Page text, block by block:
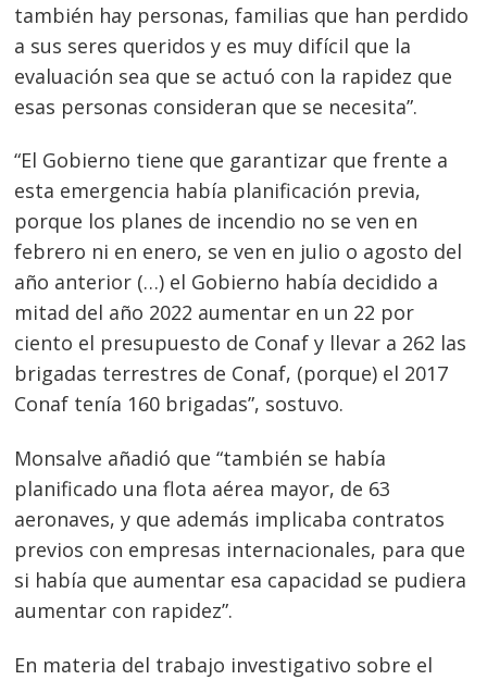
también hay personas, familias que han perdido
a sus seres queridos y es muy difícil que la
evaluación sea que se actuó con la rapidez que
esas personas consideran que se necesita”.
“El Gobierno tiene que garantizar que frente a
esta emergencia había planificación previa,
porque los planes de incendio no se ven en
febrero ni en enero, se ven en julio o agosto del
año anterior (…) el Gobierno había decidido a
mitad del año 2022 aumentar en un 22 por
ciento el presupuesto de Conaf y llevar a 262 las
brigadas terrestres de Conaf, (porque) el 2017
Conaf tenía 160 brigadas”, sostuvo.
Monsalve añadió que “también se había
planificado una flota aérea mayor, de 63
aeronaves, y que además implicaba contratos
previos con empresas internacionales, para que
si había que aumentar esa capacidad se pudiera
aumentar con rapidez”.
En materia del trabajo investigativo sobre el
Navegación
de
entradas